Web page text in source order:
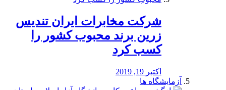
شرکت مخابرات ایران تندیس
زرین برند محبوب کشور را
کسب کرد
اکتبر 19, 2019
آزمایشگاه ها